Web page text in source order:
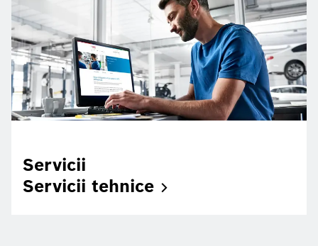
Servicii
Servicii tehnice